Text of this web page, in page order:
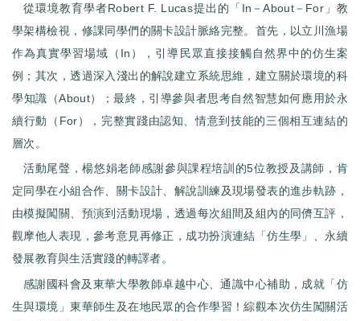
從環境教育學者Robert F. Lucas提出的「In－About－For」教
學架構檢視，修課同學們的關卡設計脈絡完整。首先，以立川漁場
作為真實學習場域（In），引導民眾直接接觸自然界中的仿生案
例；其次，透過深入淺出的解說建立系統思維，建立關於環境的科
學知識（About）；最終，引導參與者思考自然智慧如何應用於永
續行動（For），完整實踐由認知、情意到技能的三個相互連結的
層次。
活動尾聲，楊悠娟老師感謝參與課程培訓的5位教授及講師，肯
定同學在小組合作、關卡設計、解說訓練及現場發表的進步軌跡，
由模擬闖關、預演到活動現場，透過每次組間及組內的同儕互評，
觀摩他人表現，參考意見再修正，成功扮演連結「仿生學」、永續
發展教育與生活實踐的轉譯者。
感謝國科會及東華大學教師卓越中心、通識中心補助，成就「仿
生與環境」東華師生及在地民眾的合作學習！綜觀本次仿生闖關活